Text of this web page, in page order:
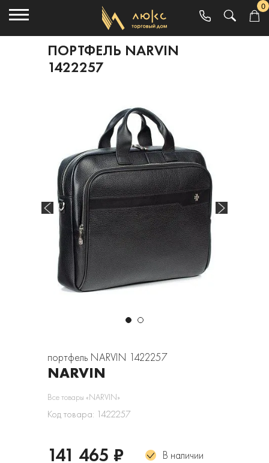
0
ПОРТФЕЛЬ NARVIN
1422257
портфель NARVIN 1422257
NARVIN
Все товары «NARVIN»
Код товара: 1422257
141 465 ₽ В наличии